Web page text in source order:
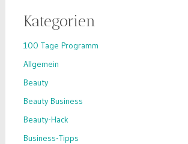
Kategorien
100 Tage Programm
Allgemein
Beauty
Beauty Business
Beauty-Hack
Business-Tipps